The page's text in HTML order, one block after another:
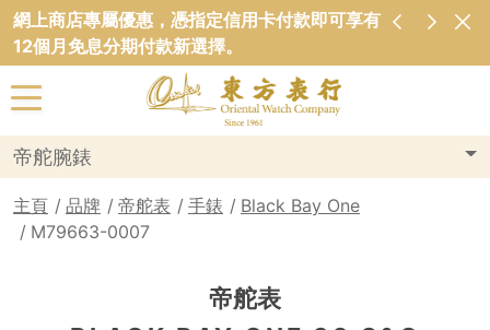
網上商店專屬優惠，憑指定信用卡付款即可享有
12個月免息分期付款新選擇。
帝舵腕錶
主頁 品牌 帝舵表 手錶
Black Bay One
M79663-0007
帝舵表